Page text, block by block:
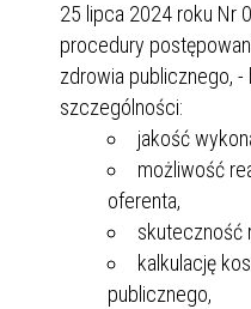
25 lipca 2024 roku Nr
procedury
zdrowia publicznego,
szczególności:
jakość
możliwość
oferenta,
skuteczność
kalkulację
publicznego,